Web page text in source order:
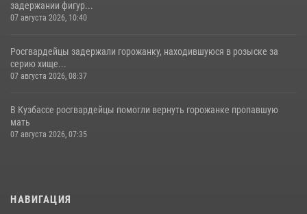
задержании фигур...
07 августа 2026, 10:40
Росгвардейцы задержали горожанку, находившуюся в розыске за
серию хище...
07 августа 2026, 08:37
В Кузбассе росгвардейцы помогли вернуть горожанке пропавшую
мать
07 августа 2026, 07:35
НАВИГАЦИЯ